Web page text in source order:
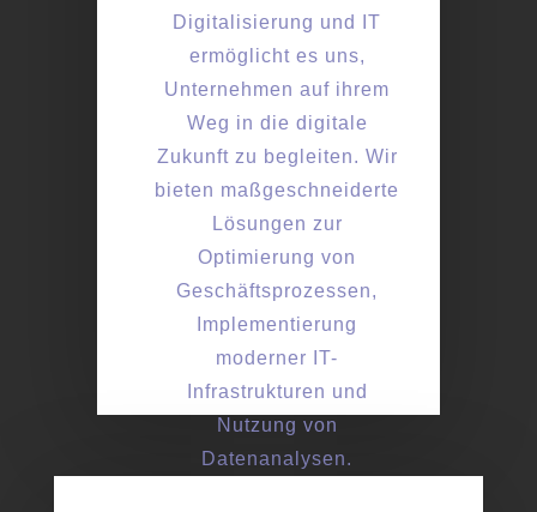
Digitalisierung und IT
ermöglicht es uns,
Unternehmen auf ihrem
Weg in die digitale
Zukunft zu begleiten. Wir
bieten maßgeschneiderte
Lösungen zur
Optimierung von
Geschäftsprozessen,
Implementierung
moderner IT-
Infrastrukturen und
Nutzung von
Datenanalysen.